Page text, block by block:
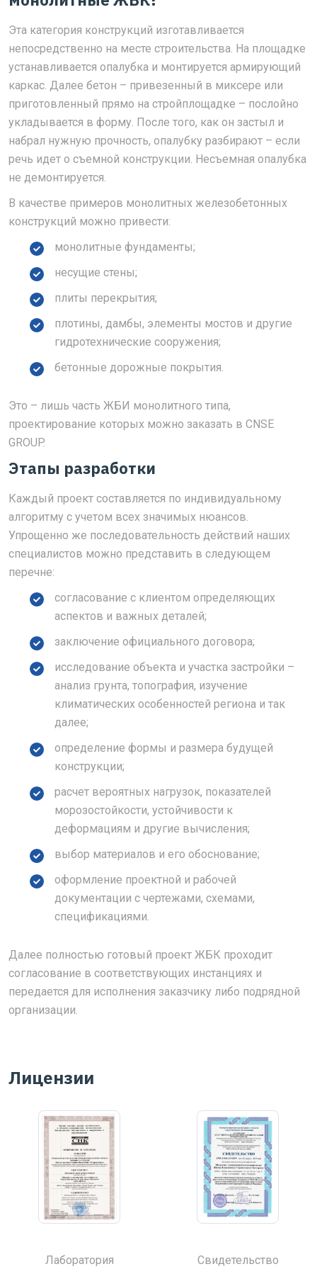
Эта категория конструкций изготавливается
непосредственно на месте строительства. На площадке
устанавливается опалубка и монтируется армирующий
каркас. Далее бетон – привезенный в миксере или
приготовленный прямо на стройплощадке – послойно
укладывается в форму. После того, как он застыл и
набрал нужную прочность, опалубку разбирают – если
речь идет о съемной конструкции. Несъемная опалубка
не демонтируется.
В качестве примеров монолитных железобетонных
конструкций можно привести:
монолитные фундаменты;
несущие стены;
плиты перекрытия;
плотины, дамбы, элементы мостов и другие
гидротехнические сооружения;
бетонные дорожные покрытия.
Это – лишь часть ЖБИ монолитного типа,
проектирование которых можно заказать в CNSE
GROUP.
Этапы разработки
Каждый проект составляется по индивидуальному
алгоритму с учетом всех значимых нюансов.
Упрощенно же последовательность действий наших
специалистов можно представить в следующем
перечне:
согласование с клиентом определяющих
аспектов и важных деталей;
заключение официального договора;
исследование объекта и участка застройки –
анализ грунта, топография, изучение
климатических особенностей региона и так
далее;
определение формы и размера будущей
конструкции;
расчет вероятных нагрузок, показателей
морозостойкости, устойчивости к
деформациям и другие вычисления;
выбор материалов и его обоснование;
оформление проектной и рабочей
документации с чертежами, схемами,
спецификациями.
Далее полностью готовый проект ЖБК проходит
согласование в соответствующих инстанциях и
передается для исполнения заказчику либо подрядной
организации.
Лицензии
Лаборатория
Свидетельство